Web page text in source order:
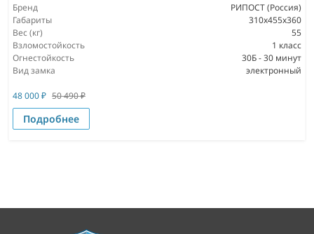
Бренд
РИПОСТ (Россия)
Габариты
310x455x360
Вес (кг)
55
Взломостойкость
1 класс
Огнестойкость
30Б - 30 минут
Вид замка
электронный
48 000₽ 50 490₽
Подробнее